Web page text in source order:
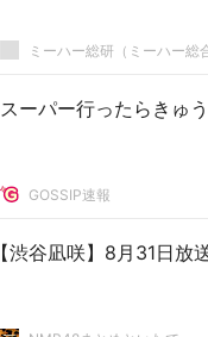
ミーハー総研（ミーハー総
スーパー行ったらきゅ
GOSSIP速報
【渋谷凪咲】8月31日